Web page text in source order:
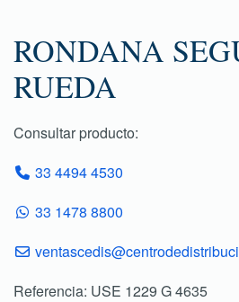
RONDANA
RUEDA
Consultar producto:
33 4494 4530
33 1478 8800
Referencia: USE 1229 G 4635